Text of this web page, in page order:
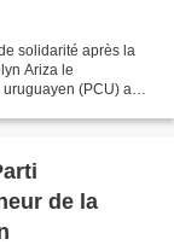
solidarité après la
Ariza le
(PCU) a
de la